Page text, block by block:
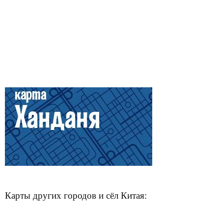
Карты других городов и сёл Китая: